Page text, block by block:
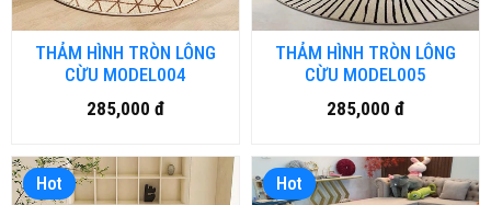
THẢM HÌNH TRÒN LÔNG
CỪU MODEL004
285,000 đ
THẢM HÌNH TRÒN LÔNG
CỪU MODEL005
285,000 đ
Hot Hot